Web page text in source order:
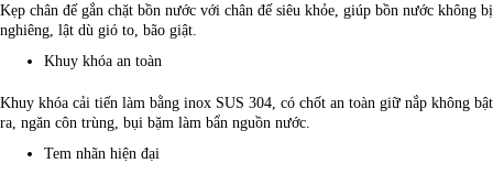
Kẹp chân đế gắn chặt bồn nước với chân đế siêu khỏe, giúp bồn nước không bị
nghiêng, lật dù gió to, bão giật.
Khuy khóa an toàn
Khuy khóa cải tiến làm bằng inox SUS 304, có chốt an toàn giữ nắp không bật
ra, ngăn côn trùng, bụi bặm làm bẩn nguồn nước.
Tem nhãn hiện đại